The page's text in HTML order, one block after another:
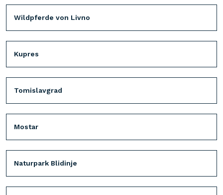
Wildpferde von Livno
Kupres
Tomislavgrad
Mostar
Naturpark Blidinje